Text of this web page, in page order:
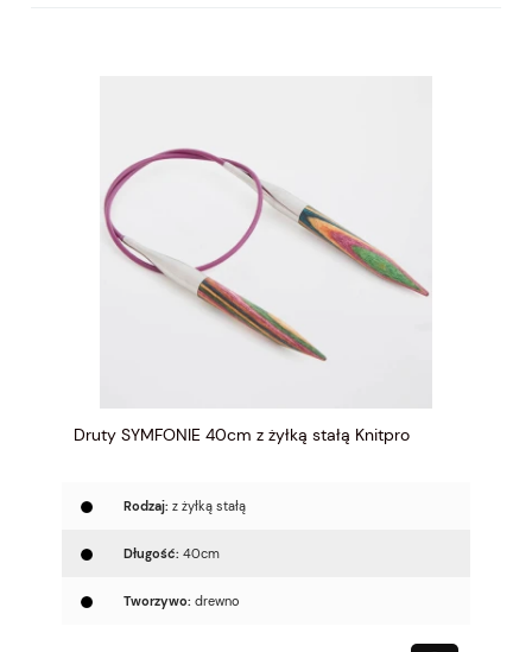
Druty SYMFONIE 40cm z żyłką stałą Knitpro
Rodzaj: z żyłką stałą
Długość: 40cm
Tworzywo: drewno